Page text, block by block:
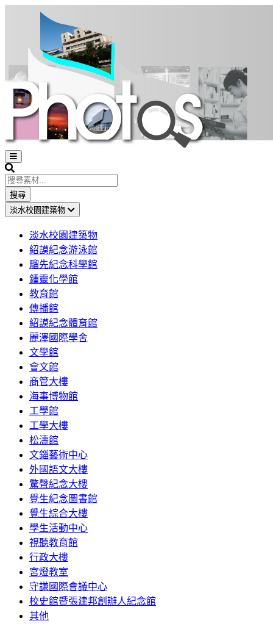
Open
sidebar
Search
搜尋
淡水校園建築物
淡水校園建築物
紹謨紀念游泳館
騮先紀念科學館
鍾靈化學館
教育館
傳播館
紹謨紀念體育館
麗澤國際學舍
文學館
會文館
商管大樓
海事博物館
工學館
工學大樓
松濤館
文錙藝術中心
外國語文大樓
驚聲紀念大樓
覺生紀念圖書館
覺生綜合大樓
學生活動中心
視聽教育館
行政大樓
宮燈教室
守謙國際會議中心
校史館暨張建邦創辦人紀念館
其他